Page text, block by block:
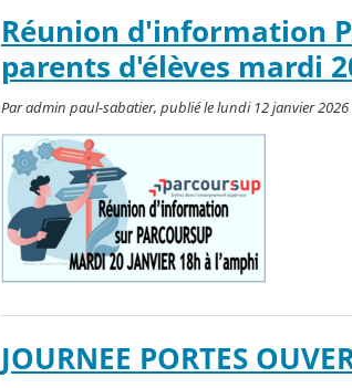
Réunion d'information
parents d'élèves mardi
Par admin paul-sabatier, publié le lundi 12 janvier
JOURNEE PORTES